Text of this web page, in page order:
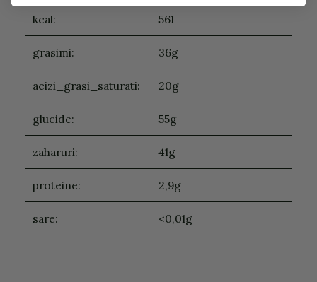
kcal: 561
grasimi: 36g
acizi_grasi_saturati: 20g
glucide: 55g
zaharuri: 41g
proteine: 2,9g
sare: <0,01g